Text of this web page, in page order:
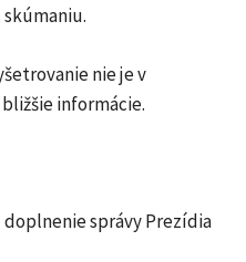
nie je v
informácie.
doplnenie správy Prezídia